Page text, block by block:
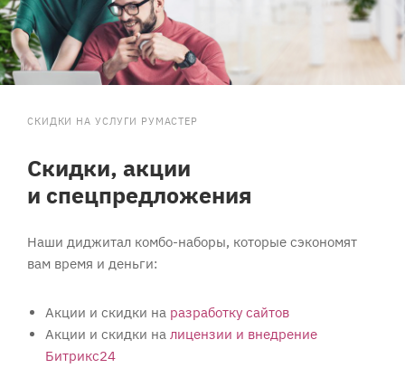
СКИДКИ НА УСЛУГИ РУМАСТЕР
Скидки, акции
и спецпредложения
Наши диджитал комбо-наборы, которые сэкономят
вам время и деньги:
Акции и скидки на разработку сайтов
Акции и скидки на лицензии и внедрение
Битрикс24